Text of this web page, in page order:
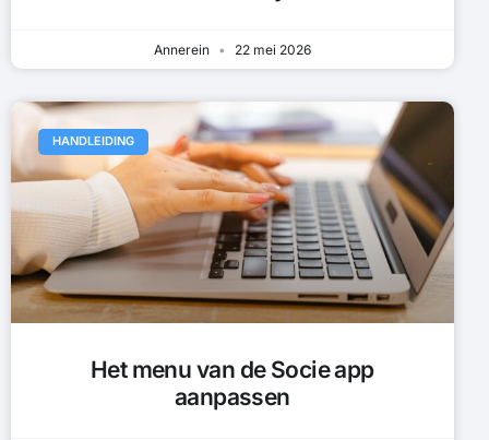
Annerein 22 mei 2026
HANDLEIDING
Het menu van de Socie app
aanpassen